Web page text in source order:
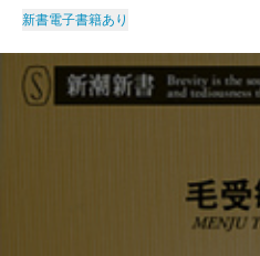
新書電子書籍あり